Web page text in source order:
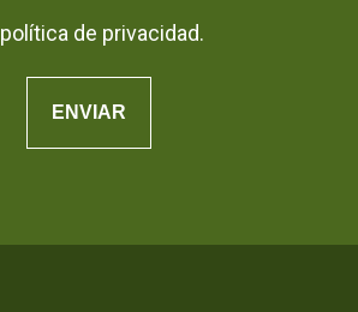
política de privacidad.